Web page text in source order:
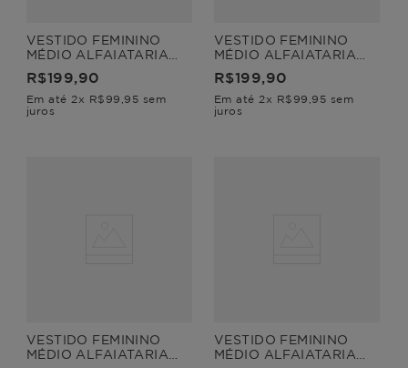
VESTIDO FEMININO
MÉDIO ALFAIATARIA
R$199,90
Em até 2x R$ 99 95 sem
juros
VESTIDO FEMININO
MÉDIO ALFAIATARIA
R$199,90
Em até 2x R$ 99 95 sem
juros
VESTIDO FEMININO
MÉDIO ALFAIATARIA
VESTIDO FEMININO
MÉDIO ALFAIATARIA